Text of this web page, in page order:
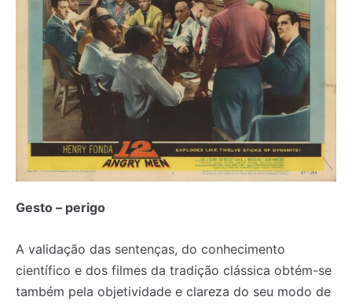
Gesto – perigo
A validação das sentenças, do conhecimento
científico e dos filmes da tradição clássica obtém-se
também pela objetividade e clareza do seu modo de